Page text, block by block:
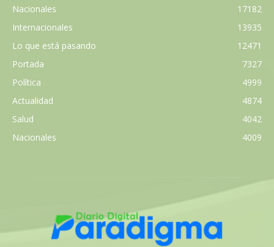
Nacionales
17182
Internacionales
13935
Lo que está pasando
12471
Portada
7327
Política
4999
Actualidad
4874
Salud
4042
Nacionales
4009